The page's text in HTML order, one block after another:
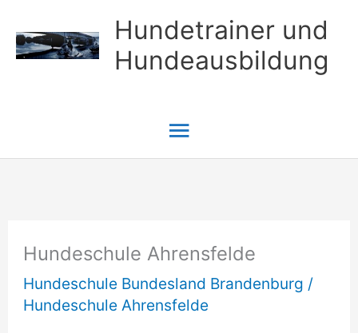
Inhalt
springen
Hundetrainer und
Hundeausbildung
Hauptmenü
Hundeschule Ahrensfelde
Hundeschule Bundesland Brandenburg /
Hundeschule Ahrensfelde